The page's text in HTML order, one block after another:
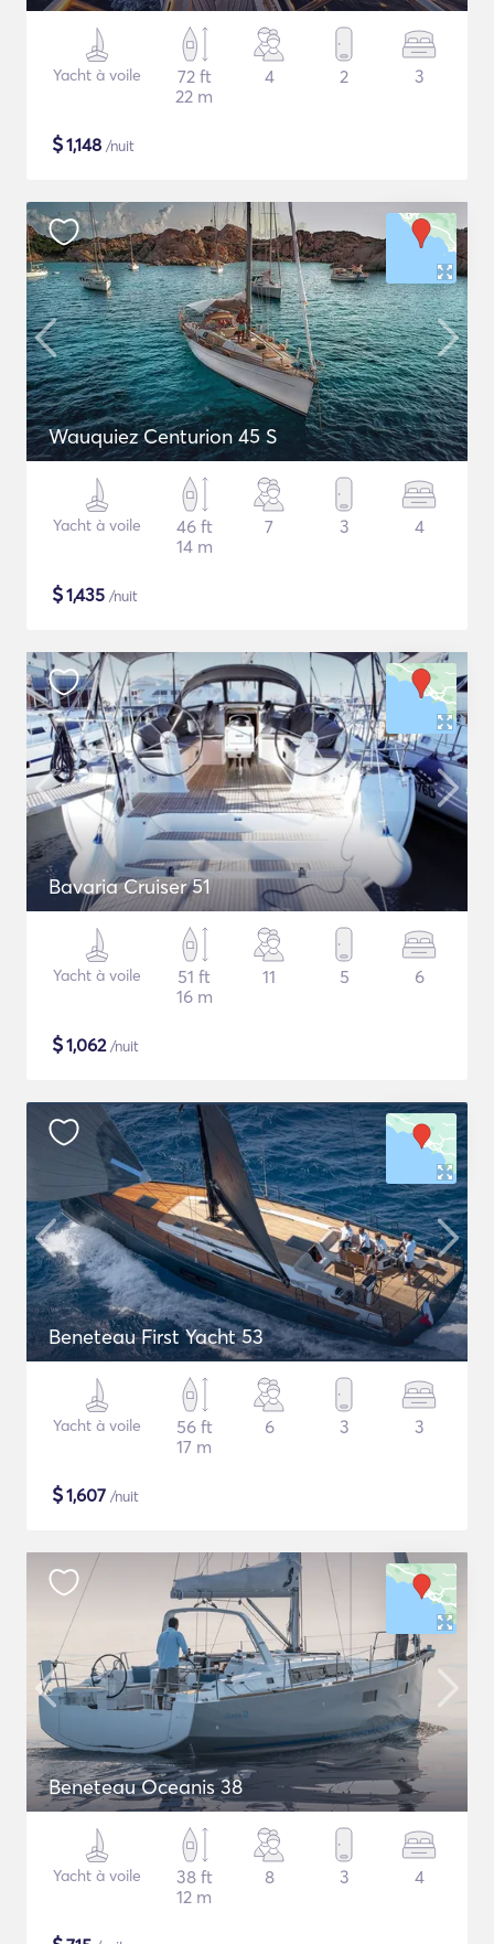
Yacht à voile
72 ft
22 m
4 2 3
$1,148 /nuit
Wauquiez Centurion 45 S
Yacht à voile
46 ft
14 m
7 3 4
$1,435 /nuit
Bavaria Cruiser 51
Yacht à voile
51 ft
16 m
11 5 6
$1,062/nuit
Beneteau First Yacht 53
Yacht à voile
56 ft
17 m
6 3 3
$1,607 /nuit
Beneteau Oceanis 38
Yacht à voile
38 ft
12 m
8 3 4